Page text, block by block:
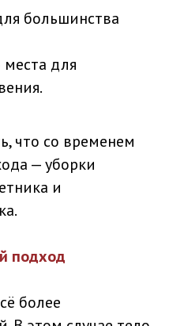
большинства
места для
что со временем
— уборки
и
подход
более